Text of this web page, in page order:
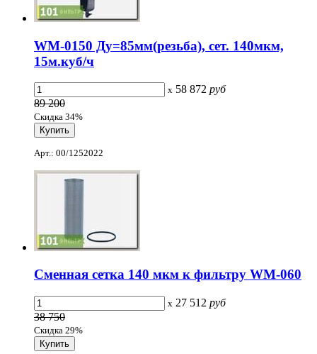
WM-0150 Ду=85мм(резьба), сет. 140мкм,
15м.куб/ч
x 58 872 руб
89 200
Скидка 34%
Арт.: 00/1252022
Сменная сетка 140 мкм к фильтру WM-060
x 27 512 руб
38 750
Скидка 29%